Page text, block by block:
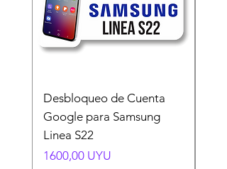
Desbloqueo de Cuenta
Google para Samsung
Linea S22
Precio
1600,00 UYU